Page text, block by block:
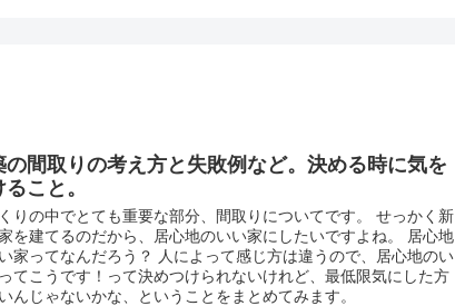
の間取りの考え方と失敗例など。決める時に気を
こと。
りの中でとても重要な部分、間取りについてです。 せっかく新
を建てるのだから、居心地のいい家にしたいですよね。 居心地
家ってなんだろう？ 人によって感じ方は違うので、居心地のい
てこうです！って決めつけられないけれど、最低限気にした方
んじゃないかな、ということをまとめてみます。